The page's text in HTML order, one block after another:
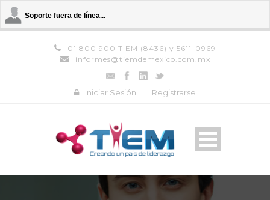
Soporte fuera de línea...
01 800 900 TIEM (8436) y 5611-0969
informes@tiemdemexico.com.mx
Iniciar Sesión | Registrarse